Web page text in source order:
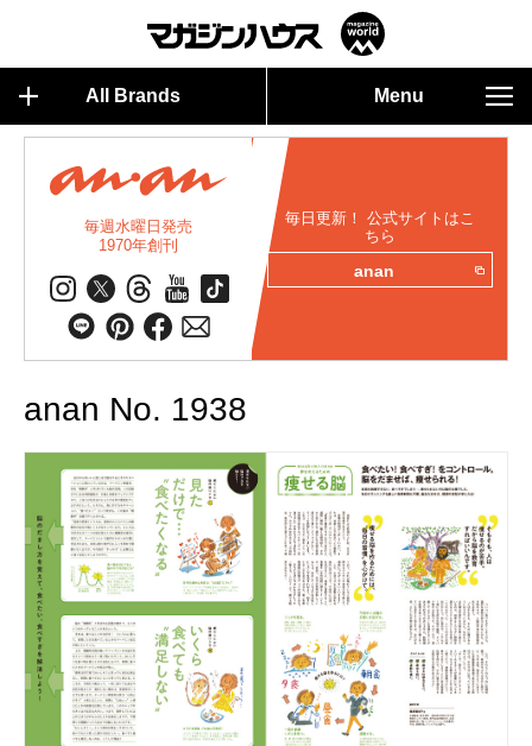
All Brands Menu
毎週水曜日発売
1970年創刊
毎日更新！ 公式サイトはこ
ちら
anan
anan No. 1938